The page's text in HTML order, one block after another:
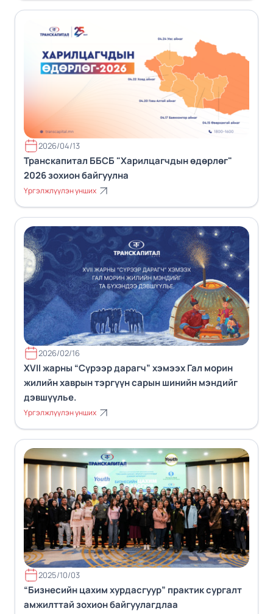
2026/04/13
Транскапитал ББСБ "Харилцагчдын өдөрлөг"
2026 зохион байгуулна
Үргэлжлүүлэн унших
2026/02/16
XVII жарны “Сүрээр дарагч” хэмээх Гал морин
жилийн хаврын тэргүүн сарын шинийн мэндийг
дэвшүүлье.
Үргэлжлүүлэн унших
2025/10/03
“Бизнесийн цахим хурдасгуур” практик сургалт
амжилттай зохион байгуулагдлаа